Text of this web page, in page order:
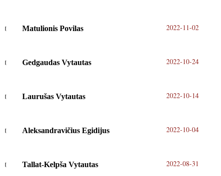
Matulionis Povilas 2022-11-02
Gedgaudas Vytautas 2022-10-24
Laurušas Vytautas 2022-10-14
Aleksandravičius Egidijus 2022-10-04
Tallat-Kelpša Vytautas 2022-08-31